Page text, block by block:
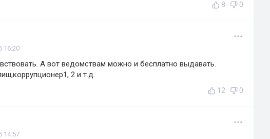
8 0
16:20
А вот ведомствам можно и бесплатно выдавать.
2 и т.д.
12 0
14:57